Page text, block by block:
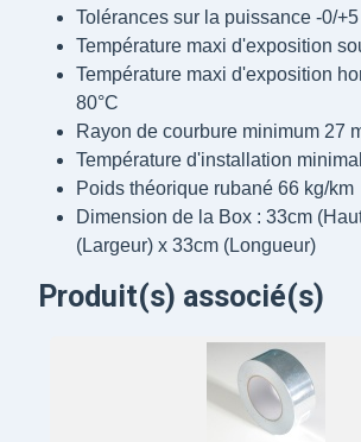
Tolérances sur la puissance -0/
Température maxi d'exposition
Température maxi d'exposition
80°C
Rayon de courbure minimum 27
Température d'installation
Poids théorique rubané 66 kg/km
Dimension de la Box : 33cm
(Largeur) x 33cm (Longueur)
Produit(s) associé(s)